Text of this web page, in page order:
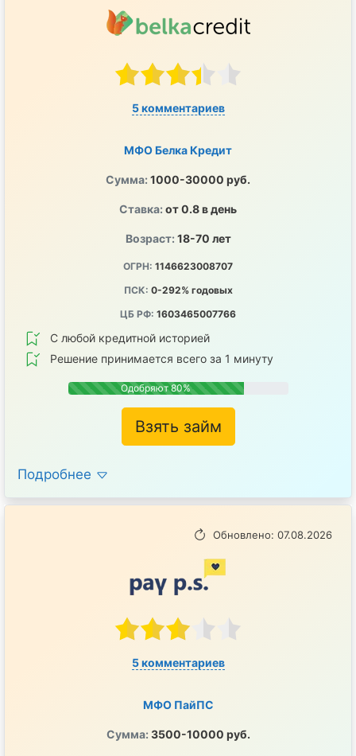
5 комментариев
МФО Белка Кредит
Сумма: 1000-30000 руб.
Ставка: от 0.8 в день
Возраст: 18-70 лет
ОГРН: 1146623008707
ПСК: 0-292% годовых
ЦБ РФ: 1603465007766
С любой кредитной историей
Решение принимается всего за 1 минуту
Одобряют 80%
Взять займ
Подробнее
Обновлено: 07.08.2026
5 комментариев
МФО ПайПС
Сумма: 3500-10000 руб.